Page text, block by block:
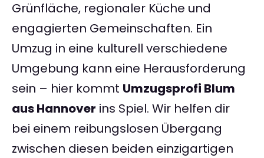
Grünfläche, regionaler Küche und
engagierten Gemeinschaften. Ein
Umzug in eine kulturell verschiedene
Umgebung kann eine Herausforderung
sein – hier kommt Umzugsprofi Blum
aus Hannover ins Spiel. Wir helfen dir
bei einem reibungslosen Übergang
zwischen diesen beiden einzigartigen